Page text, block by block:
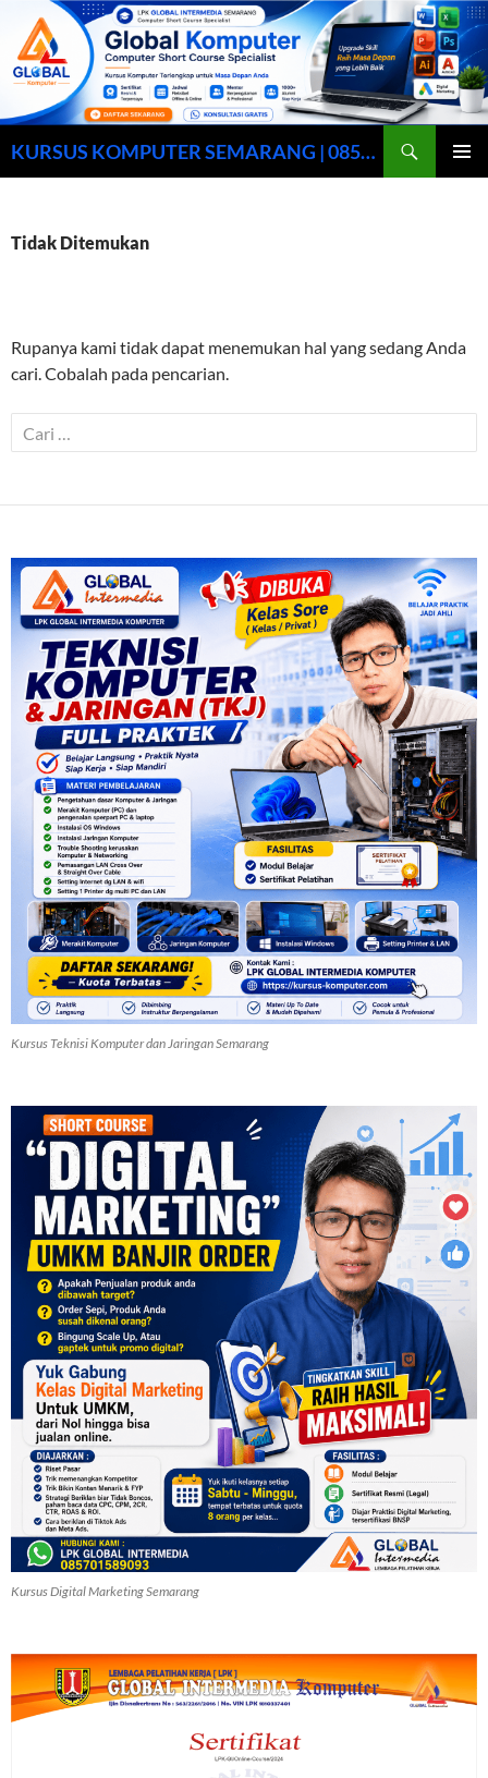
KURSUS KOMPUTER SEMARANG | 0857-0158-9003
Tidak Ditemukan
Rupanya kami tidak dapat menemukan hal yang sedang Anda
cari. Cobalah pada pencarian.
Cari
untuk:
Kursus Teknisi Komputer dan Jaringan Semarang
Kursus Digital Marketing Semarang